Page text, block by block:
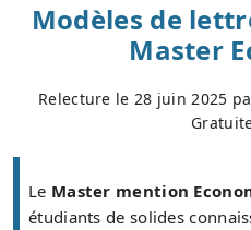
Modèles de
Master
Relecture le 28 juin 2025
Le Master mention
étudiants de solides